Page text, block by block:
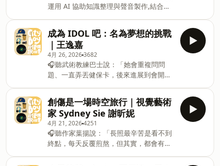
&nbsp;https://pse.is/8s5er902.KLOOK
訂單滿美金
獨立出版的旅行書《慢慢慢清邁》、《海
街日日：把鎌倉放口袋》實體書、電子書
正式發售 https://linktr.ee/datobook
————————聽一本 CITY BOY
&amp; GIRL 都能上手的使用說明書，讓
我們一起在日常生活裡添加更多迷人的元
素。《你好，我是谷川俊太郎——詩人與
他的創作展》展覽日期：6/5（五）至
7/5（日）展覽地點：臺灣當代文化實驗
場(C-Lab)｜美援大樓1F展覽內容詳細介紹
https
運用 AI 協助知識整理與聲音製作,結合哲
伴你在獨立思考中感受內心平靜。立即點
擊,走進《鮭音光園》,讓思考與旋律陪伴
你前行。 https://fstry.pse.is/9f4xhv
—— 以上為 Firstory Podcast 廣告 ——
2026 年我獨立出版的旅行書《慢慢慢清
邁》、《海街日日：把鎌倉放口袋》正式
發售
https://shop.fantimate.com/collections/dato
線上購買、全球出貨————————\
旅男 dato 聽眾專屬，旅行折價券 /01.日
本 BIC CAMERA 電器、藥妝最高享 17%
折扣折價券高清下載這裡走
&nbsp;https://pse.is/8s5er902.KLOOK
訂單滿美金 50 元享 95 折折扣碼
成為 IDOL 吧：名為夢想的挑戰
｜王逸嘉
4月 26, 20263682
🎧聽武術教練巴士說：「她會重複問問
題、一直弄丟健保卡，後來進展到會開始
https://fstry.pse.is/9b9rnt &nbsp;照顧
人生無法預期何時來！「先來一杯 我們再
聊」聆聽照顧者、陪你預備長照未來！點
擊連結，讓我們有機會不在照顧困境掙
扎。&nbsp; —— 以上為 Firstory
Podcast 廣告 —— 2026 年我獨立出版的
旅行書《慢慢慢清邁》、《海街日日：把
創傷是一場時空旅行｜視覺藝術
家 Sydney Sie 謝昕妮
4月 21, 20264251
🎧聽作家葉揚說：「長照最辛苦是看不到
終點，每天反覆煎熬，但其實，都會有終
https://fstry.pse.is/9b9su8